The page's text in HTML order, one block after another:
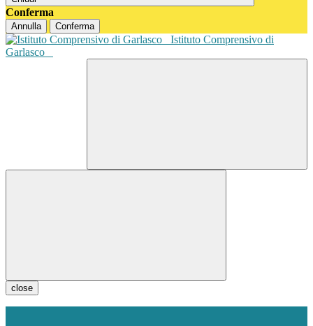
Conferma
Annulla Conferma
Istituto Comprensivo di
Garlasco
close